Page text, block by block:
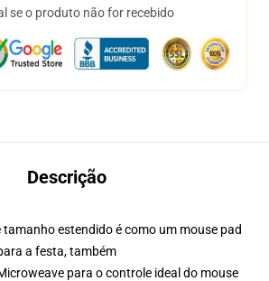
se o produto não for recebido
Descrição
tamanho estendido é como um mouse pad
a festa, também
para o controle ideal do mouse